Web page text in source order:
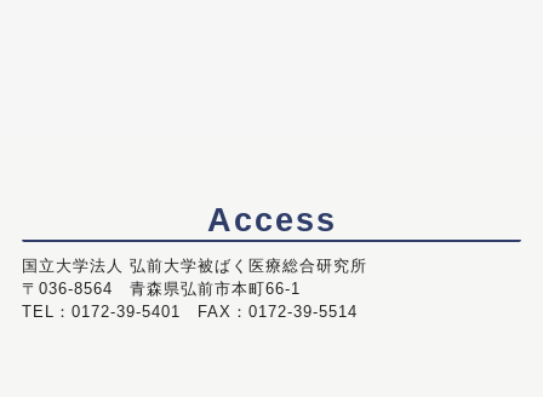
Access
国立大学法人 弘前大学被ばく医療総合研究所
〒036-8564 青森県弘前市本町66-1
TEL：0172-39-5401 FAX：0172-39-5514